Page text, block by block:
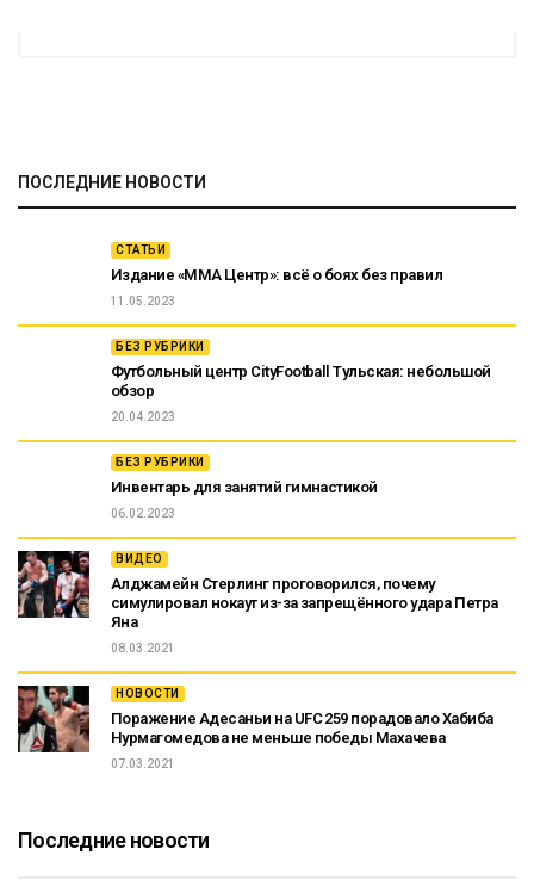
ПОСЛЕДНИЕ НОВОСТИ
СТАТЬИ
Издание «ММА Центр»: всё о боях без правил
11.05.2023
БЕЗ РУБРИКИ
Футбольный центр CityFootball Тульская: небольшой
обзор
20.04.2023
БЕЗ РУБРИКИ
Инвентарь для занятий гимнастикой
06.02.2023
ВИДЕО
Алджамейн Стерлинг проговорился, почему
симулировал нокаут из-за запрещённого удара Петра
Яна
08.03.2021
НОВОСТИ
Поражение Адесаньи на UFC 259 порадовало Хабиба
Нурмагомедова не меньше победы Махачева
07.03.2021
Последние новости